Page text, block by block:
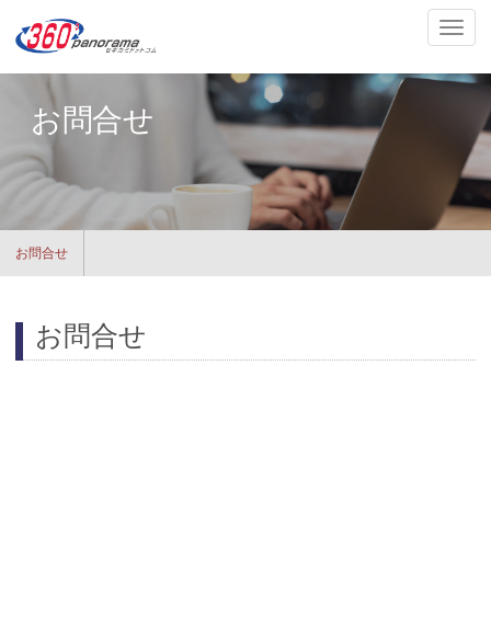
ナ
ビ
ゲ
ン
の
切
替
お問合せ
お問合せ
お問合せ